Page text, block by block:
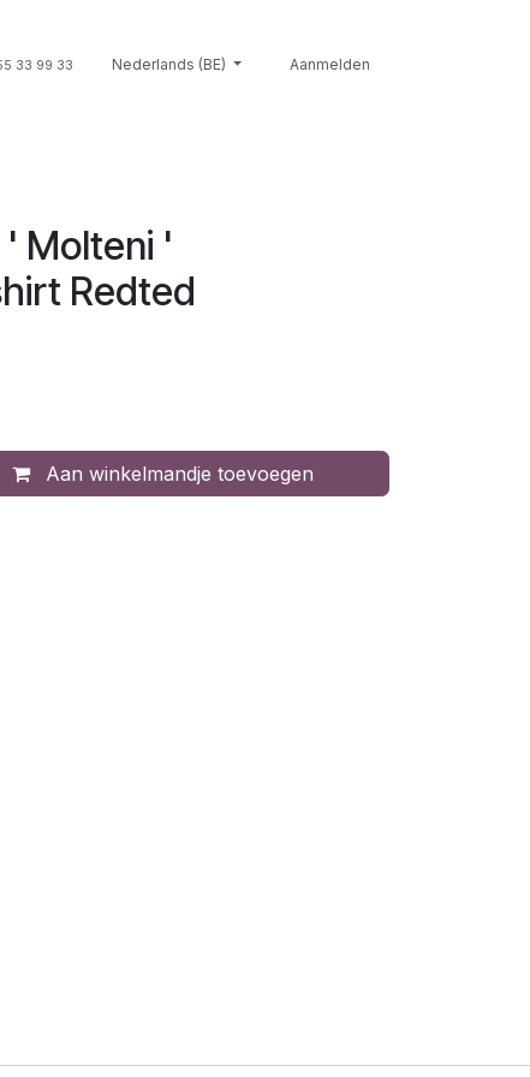
Giftcards Merken
33 99 33 Nederlands (BE) Aanmelden
' Molteni '
Redted
Aan winkelmandje toevoegen